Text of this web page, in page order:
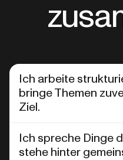
Ich arbeite
bringe Themen
Ziel.
Ich spreche Dinge
stehe hinter